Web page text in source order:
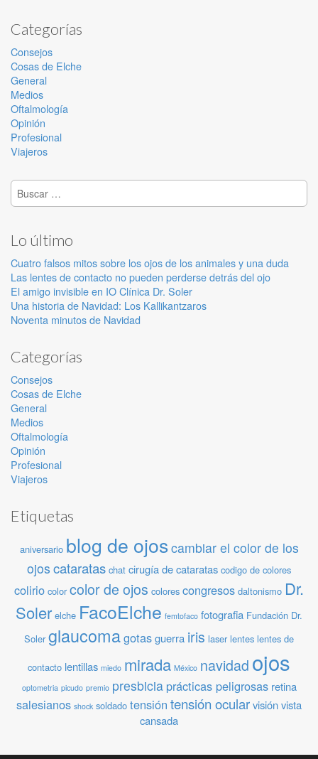
Categorías
Consejos
Cosas de Elche
General
Medios
Oftalmología
Opinión
Profesional
Viajeros
Buscar:
Lo último
Cuatro falsos mitos sobre los ojos de los animales y una duda
Las lentes de contacto no pueden perderse detrás del ojo
El amigo invisible en IO Clínica Dr. Soler
Una historia de Navidad: Los Kallikantzaros
Noventa minutos de Navidad
Categorías
Consejos
Cosas de Elche
General
Medios
Oftalmología
Opinión
Profesional
Viajeros
Etiquetas
aniversario blog de ojoscambiar el color de los
ojos cataratas chat cirugía de cataratas codigo de colores
colirio color color de ojos colores congresos daltonismo Dr.
Soler elche FacoElche femtofaco fotografia Fundación Dr.
Soler glaucomagotasguerra iris laser lentes lentes de
contacto lentillas miedo mirada México navidad ojos
optometria picudo premio presbicia prácticas peligrosas retina
salesianos shock soldado tensión tensión ocularvisiónvista
cansada